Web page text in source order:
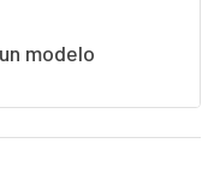
modelo